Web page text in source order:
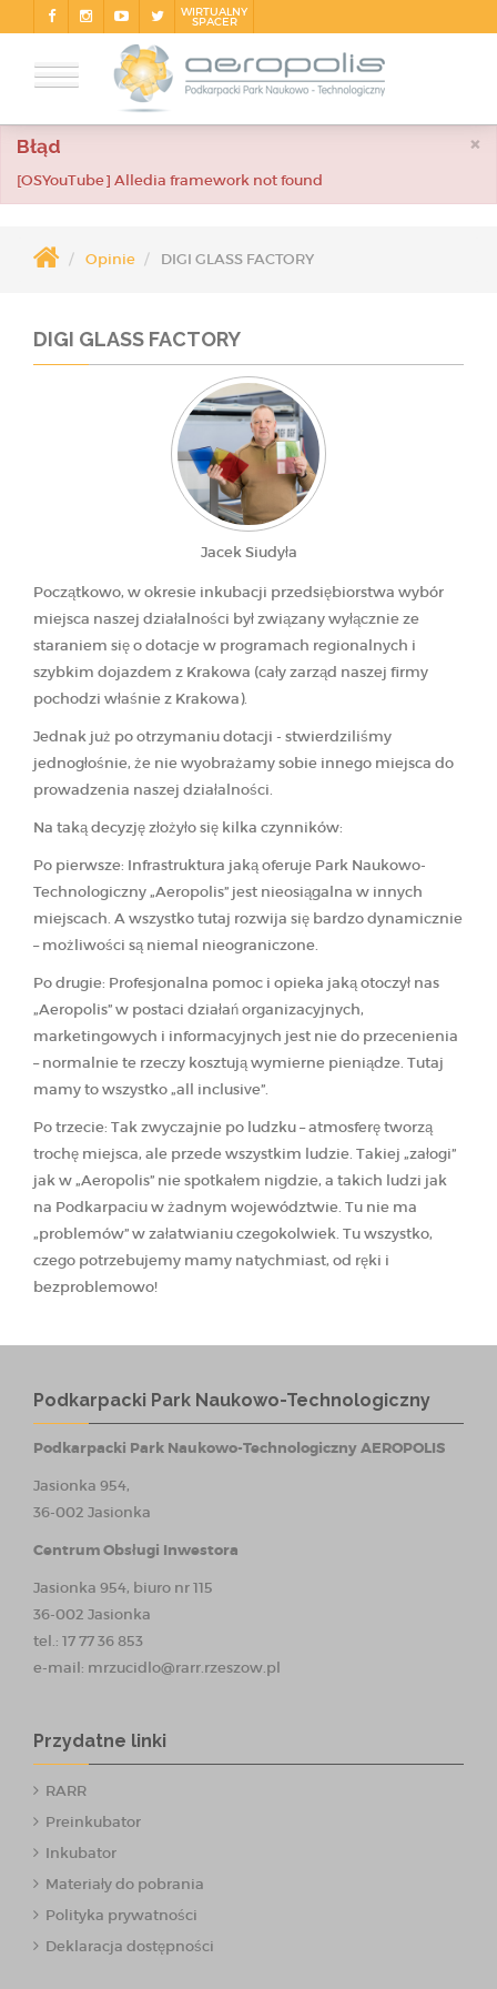
WIRTUALNY
SPACER
×
Błąd
[OSYouTube] Alledia framework not found
Opinie DIGI GLASS FACTORY
DIGI GLASS FACTORY
Jacek Siudyła
Początkowo, w okresie inkubacji przedsiębiorstwa wybór
miejsca naszej działalności był związany wyłącznie ze
staraniem się o dotacje w programach regionalnych i
szybkim dojazdem z Krakowa (cały zarząd naszej firmy
pochodzi właśnie z Krakowa).
Jednak już po otrzymaniu dotacji - stwierdziliśmy
jednogłośnie, że nie wyobrażamy sobie innego miejsca do
prowadzenia naszej działalności.
Na taką decyzję złożyło się kilka czynników:
Po pierwsze: Infrastruktura jaką oferuje Park Naukowo-
Technologiczny „Aeropolis” jest nieosiągalna w innych
miejscach. A wszystko tutaj rozwija się bardzo dynamicznie
– możliwości są niemal nieograniczone.
Po drugie: Profesjonalna pomoc i opieka jaką otoczył nas
„Aeropolis” w postaci działań organizacyjnych,
marketingowych i informacyjnych jest nie do przecenienia
– normalnie te rzeczy kosztują wymierne pieniądze. Tutaj
mamy to wszystko „all inclusive”.
Po trzecie: Tak zwyczajnie po ludzku – atmosferę tworzą
trochę miejsca, ale przede wszystkim ludzie. Takiej „załogi”
jak w „Aeropolis” nie spotkałem nigdzie, a takich ludzi jak
na Podkarpaciu w żadnym województwie. Tu nie ma
„problemów” w załatwianiu czegokolwiek. Tu wszystko,
czego potrzebujemy mamy natychmiast, od ręki i
bezproblemowo!
Podkarpacki Park Naukowo-Technologiczny
Podkarpacki Park Naukowo-Technologiczny AEROPOLIS
Jasionka 954,
36-002 Jasionka
Centrum Obsługi Inwestora
Jasionka 954, biuro nr 115
36-002 Jasionka
tel.: 17 77 36 853
e-mail: mrzucidlo@rarr.rzeszow.pl
Przydatne linki
RARR
Preinkubator
Inkubator
Materiały do pobrania
Polityka prywatności
Deklaracja dostępności